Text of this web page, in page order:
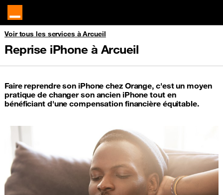
Voir tous les services à Arcueil
Reprise iPhone à Arcueil
Faire reprendre son iPhone chez Orange, c'est un moyen
pratique de changer son ancien iPhone tout en
bénéficiant d'une compensation financière équitable.